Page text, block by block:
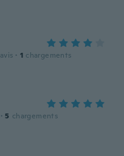
avis · 1 chargements
· 5 chargements